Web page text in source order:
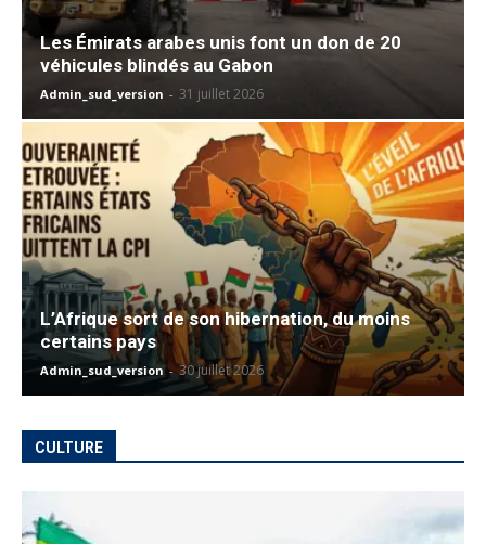
Les Émirats arabes unis font un don de 20
véhicules blindés au Gabon
Admin_sud_version - 31 juillet 2026
L’Afrique sort de son hibernation, du moins
certains pays
Admin_sud_version - 30 juillet 2026
CULTURE